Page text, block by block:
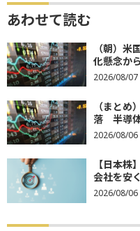
あわせて読む
（朝）
化懸念か
2026/08/07
（まと
落 半導
2026/08/06
【日本
会社を安
2026/08/06